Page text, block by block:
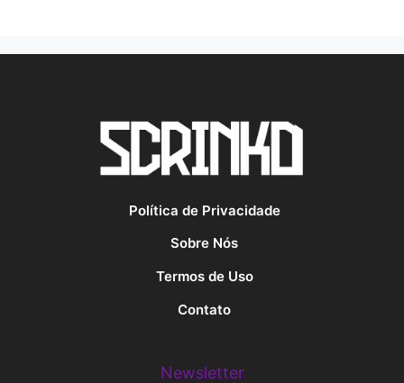
Política de Privacidade
Sobre Nós
Termos de Uso
Contato
Newsletter